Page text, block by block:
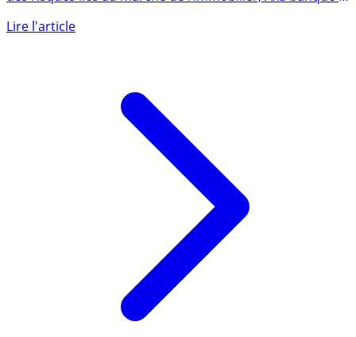
Sans surprise, compte-tenu des conditions de marché et
des risques liés au marché de l’immobilier, Axa banque a